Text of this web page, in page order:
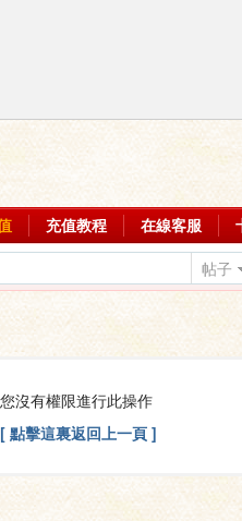
充值教程 在線客服
帖子
您沒有權限進行此操作
[ 點擊這裏返回上一頁 ]